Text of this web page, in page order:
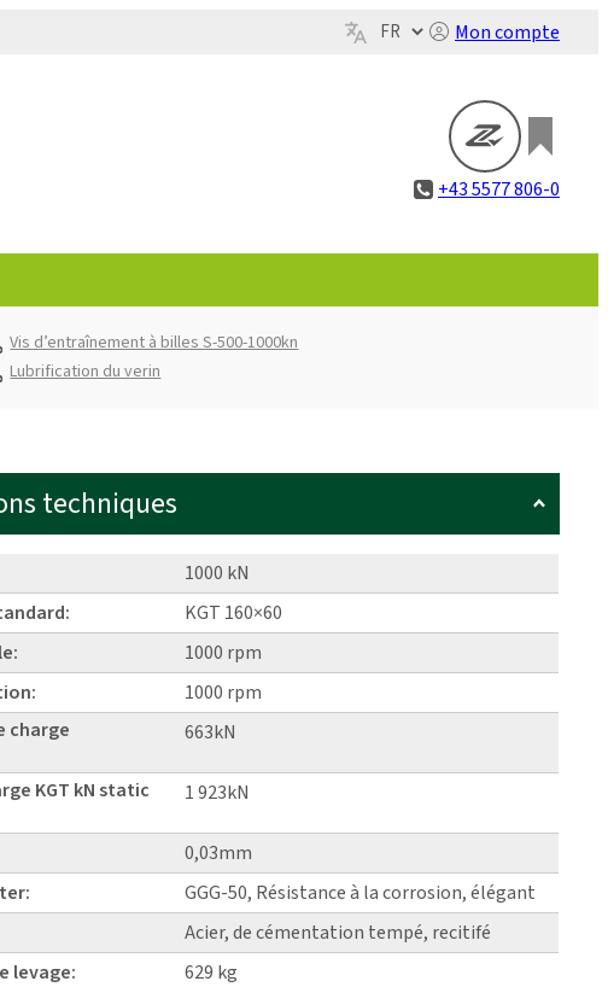
Mon compte
+43 5577 806-0
Vis d’entraînement à billes S-500-1000kn
Lubrification du verin
techniques
1000 kN
KGT 160×60
1000 rpm
1000 rpm
charge
663kN
KGT kN static
1 923kN
0,03mm
GGG-50, Résistance à la corrosion, élégant
Acier, de cémentation tempé, recitifé
levage:
629 kg